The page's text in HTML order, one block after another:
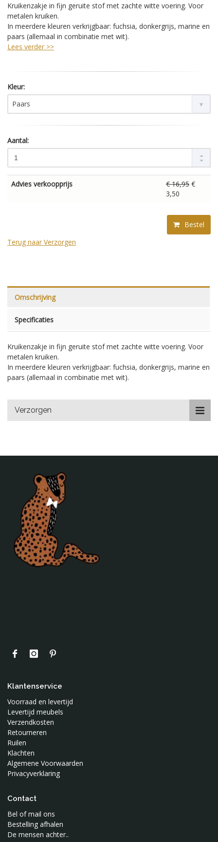
Kruikenzakje in fijn geruite stof met zachte witte voering. Voor
metalen kruiken.
In meerdere kleuren verkrijgbaar: fuchsia, donkergrijs, marine en
paars (allemaal in combinatie met wit).
Lees verder >>
Kleur:
Paars
Aantal:
Advies verkoopprijs € 16,95 €
3,50
Bestel
Terug naar Verzorgen
Omschrijving
Specificaties
Kruikenzakje in fijn geruite stof met zachte witte voering. Voor
metalen kruiken.
In meerdere kleuren verkrijgbaar: fuchsia, donkergrijs, marine en
paars (allemaal in combinatie met wit).
Verzorgen
Klantenservice
Voorraad en levertijd
Levertijd meubels
Verzendkosten
Retourneren
Ruilen
Klachten
Algemene Voorwaarden
Privacyverklaring
Contact
Bel of mail ons
Bestelling afhalen
De mensen achter..